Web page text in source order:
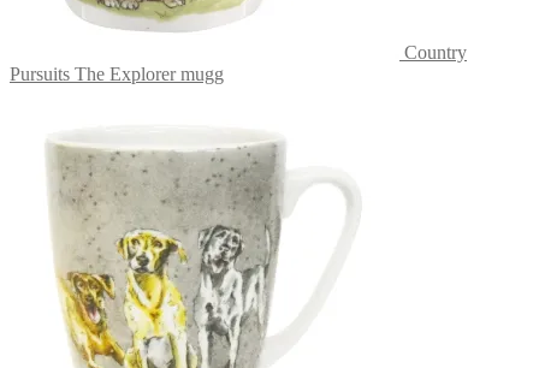
Country
Pursuits The Explorer mugg